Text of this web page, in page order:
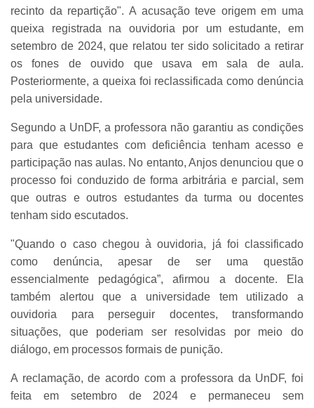
recinto da repartição". A acusação teve origem em uma
queixa registrada na ouvidoria por um estudante, em
setembro de 2024, que relatou ter sido solicitado a retirar
os fones de ouvido que usava em sala de aula.
Posteriormente, a queixa foi reclassificada como denúncia
pela universidade.
Segundo a UnDF, a professora não garantiu as condições
para que estudantes com deficiência tenham acesso e
participação nas aulas. No entanto, Anjos denunciou que o
processo foi conduzido de forma arbitrária e parcial, sem
que outras e outros estudantes da turma ou docentes
tenham sido escutados.
"Quando o caso chegou à ouvidoria, já foi classificado
como denúncia, apesar de ser uma questão
essencialmente pedagógica”, afirmou a docente. Ela
também alertou que a universidade tem utilizado a
ouvidoria para perseguir docentes, transformando
situações, que poderiam ser resolvidas por meio do
diálogo, em processos formais de punição.
A reclamação, de acordo com a professora da UnDF, foi
feita em setembro de 2024 e permaneceu sem